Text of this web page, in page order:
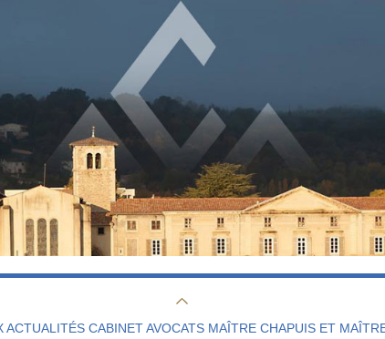
ACTUALITÉS CABINET AVOCATS MAÎTRE CHAPUIS ET